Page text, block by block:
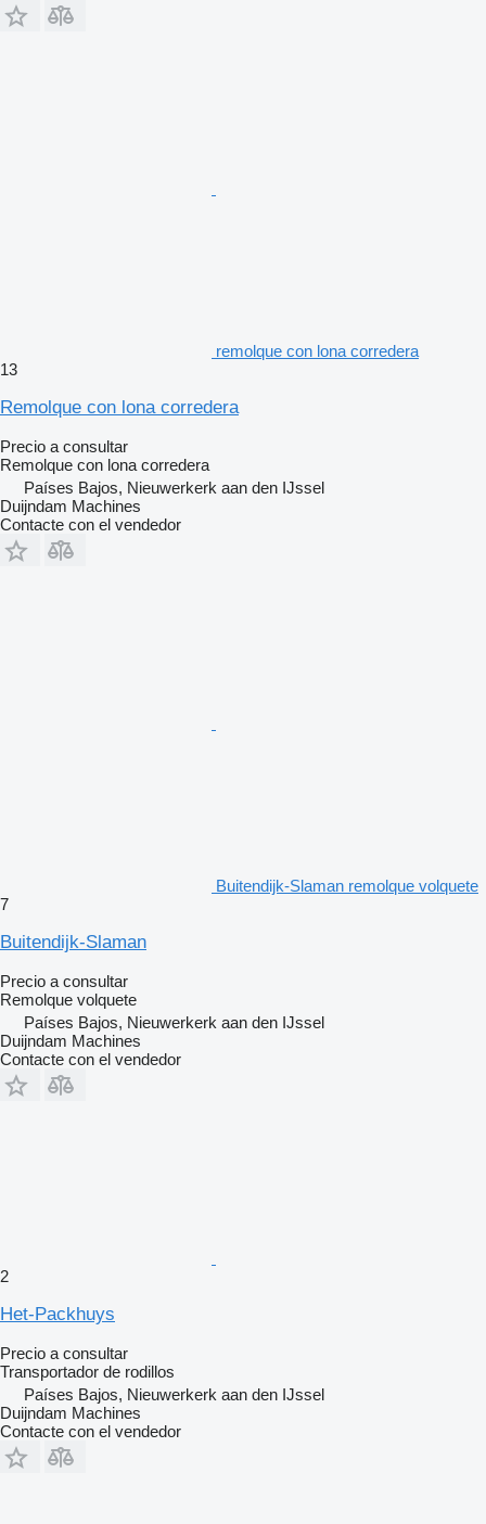
remolque con lona corredera
13
Remolque con lona corredera
Precio a consultar
Remolque con lona corredera
Países Bajos, Nieuwerkerk aan den IJssel
Duijndam Machines
Contacte con el vendedor
Buitendijk-Slaman remolque volquete
7
Buitendijk-Slaman
Precio a consultar
Remolque volquete
Países Bajos, Nieuwerkerk aan den IJssel
Duijndam Machines
Contacte con el vendedor
2
Het-Packhuys
Precio a consultar
Transportador de rodillos
Países Bajos, Nieuwerkerk aan den IJssel
Duijndam Machines
Contacte con el vendedor